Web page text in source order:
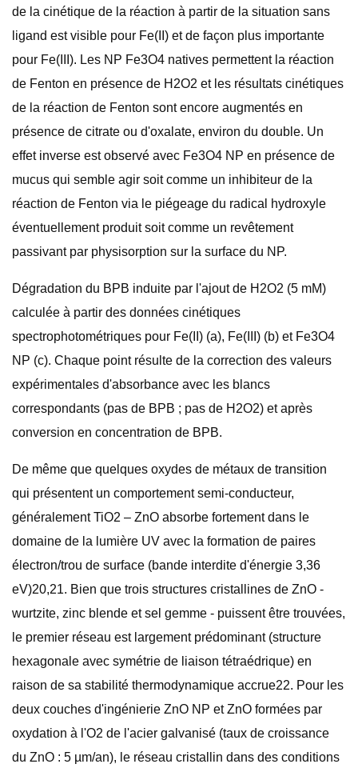
de la cinétique de la réaction à partir de la situation sans
ligand est visible pour Fe(II) et de façon plus importante
pour Fe(III). Les NP Fe3O4 natives permettent la réaction
de Fenton en présence de H2O2 et les résultats cinétiques
de la réaction de Fenton sont encore augmentés en
présence de citrate ou d'oxalate, environ du double. Un
effet inverse est observé avec Fe3O4 NP en présence de
mucus qui semble agir soit comme un inhibiteur de la
réaction de Fenton via le piégeage du radical hydroxyle
éventuellement produit soit comme un revêtement
passivant par physisorption sur la surface du NP.
Dégradation du BPB induite par l'ajout de H2O2 (5 mM)
calculée à partir des données cinétiques
spectrophotométriques pour Fe(II) (a), Fe(III) (b) et Fe3O4
NP (c). Chaque point résulte de la correction des valeurs
expérimentales d'absorbance avec les blancs
correspondants (pas de BPB ; pas de H2O2) et après
conversion en concentration de BPB.
De même que quelques oxydes de métaux de transition
qui présentent un comportement semi-conducteur,
généralement TiO2 – ZnO absorbe fortement dans le
domaine de la lumière UV avec la formation de paires
électron/trou de surface (bande interdite d'énergie 3,36
eV)20,21. Bien que trois structures cristallines de ZnO -
wurtzite, zinc blende et sel gemme - puissent être trouvées,
le premier réseau est largement prédominant (structure
hexagonale avec symétrie de liaison tétraédrique) en
raison de sa stabilité thermodynamique accrue22. Pour les
deux couches d'ingénierie ZnO NP et ZnO formées par
oxydation à l'O2 de l'acier galvanisé (taux de croissance
du ZnO : 5 µm/an), le réseau cristallin dans des conditions